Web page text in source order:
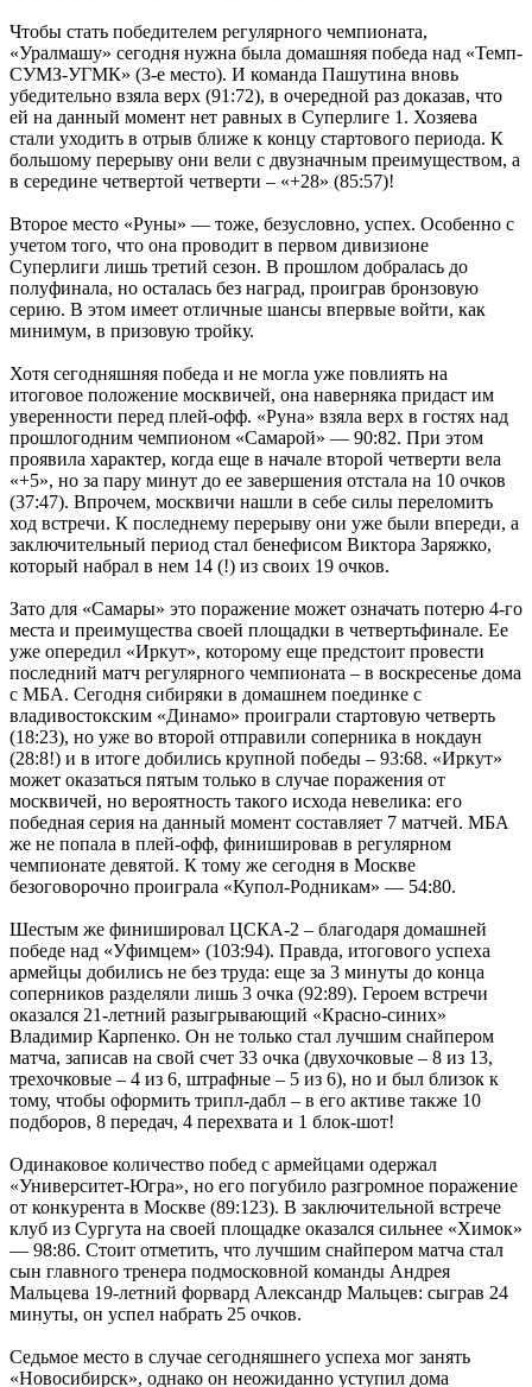
Чтобы стать победителем регулярного чемпионата,
«Уралмашу» сегодня нужна была домашняя победа над «Темп-
СУМЗ-УГМК» (3-е место). И команда Пашутина вновь
убедительно взяла верх (91:72), в очередной раз доказав, что
ей на данный момент нет равных в Суперлиге 1. Хозяева
стали уходить в отрыв ближе к концу стартового периода. К
большому перерыву они вели с двузначным преимуществом, а
в середине четвертой четверти – «+28» (85:57)!
Второе место «Руны» — тоже, безусловно, успех. Особенно с
учетом того, что она проводит в первом дивизионе
Суперлиги лишь третий сезон. В прошлом добралась до
полуфинала, но осталась без наград, проиграв бронзовую
серию. В этом имеет отличные шансы впервые войти, как
минимум, в призовую тройку.
Хотя сегодняшняя победа и не могла уже повлиять на
итоговое положение москвичей, она наверняка придаст им
уверенности перед плей-офф. «Руна» взяла верх в гостях над
прошлогодним чемпионом «Самарой» — 90:82. При этом
проявила характер, когда еще в начале второй четверти вела
«+5», но за пару минут до ее завершения отстала на 10 очков
(37:47). Впрочем, москвичи нашли в себе силы переломить
ход встречи. К последнему перерыву они уже были впереди, а
заключительный период стал бенефисом Виктора Заряжко,
который набрал в нем 14 (!) из своих 19 очков.
Зато для «Самары» это поражение может означать потерю 4-го
места и преимущества своей площадки в четвертьфинале. Ее
уже опередил «Иркут», которому еще предстоит провести
последний матч регулярного чемпионата – в воскресенье дома
с МБА. Сегодня сибиряки в домашнем поединке с
владивостокским «Динамо» проиграли стартовую четверть
(18:23), но уже во второй отправили соперника в нокдаун
(28:8!) и в итоге добились крупной победы – 93:68. «Иркут»
может оказаться пятым только в случае поражения от
москвичей, но вероятность такого исхода невелика: его
победная серия на данный момент составляет 7 матчей. МБА
же не попала в плей-офф, финишировав в регулярном
чемпионате девятой. К тому же сегодня в Москве
безоговорочно проиграла «Купол-Родникам» — 54:80.
Шестым же финишировал ЦСКА-2 – благодаря домашней
победе над «Уфимцем» (103:94). Правда, итогового успеха
армейцы добились не без труда: еще за 3 минуты до конца
соперников разделяли лишь 3 очка (92:89). Героем встречи
оказался 21-летний разыгрывающий «Красно-синих»
Владимир Карпенко. Он не только стал лучшим снайпером
матча, записав на свой счет 33 очка (двухочковые – 8 из 13,
трехочковые – 4 из 6, штрафные – 5 из 6), но и был близок к
тому, чтобы оформить трипл-дабл – в его активе также 10
подборов, 8 передач, 4 перехвата и 1 блок-шот!
Одинаковое количество побед с армейцами одержал
«Университет-Югра», но его погубило разгромное поражение
от конкурента в Москве (89:123). В заключительной встрече
клуб из Сургута на своей площадке оказался сильнее «Химок»
— 98:86. Стоит отметить, что лучшим снайпером матча стал
сын главного тренера подмосковной команды Андрея
Мальцева 19-летний форвард Александр Мальцев: сыграв 24
минуты, он успел набрать 25 очков.
Седьмое место в случае сегодняшнего успеха мог занять
«Новосибирск», однако он неожиданно уступил дома